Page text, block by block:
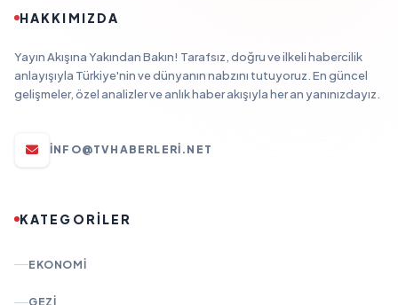
HAKKIMIZDA
Yayın Akışına Yakından Bakın! Tarafsız, doğru ve ilkeli habercilik
anlayışıyla Türkiye'nin ve dünyanın nabzını tutuyoruz. En güncel
gelişmeler, özel analizler ve anlık haber akışıyla her an yanınızdayız.
INFO@TVHABERLERI.NET
KATEGORİLER
EKONOMI
GEZI